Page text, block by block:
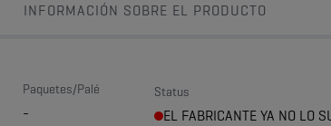
INFORMACIÓN SOBRE EL PRODUCTO
Paquetes/Palé
-
Status
EL FABRICANTE YA NO LO